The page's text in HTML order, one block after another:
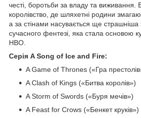
честі, боротьби за владу та
королівство, де шляхетні родини
а за стінами насувається ще страшніша
сучасного фентезі, яка стала основою
HBO.
Серія A Song of Ice and Fire:
A Game of Thrones («Гра
A Clash of Kings («Битва королів»)
A Storm of Swords («Буря мечів»)
A Feast for Crows («Бенкет круків»)